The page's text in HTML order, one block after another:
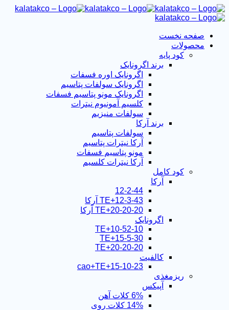
صفحه نخست
محصولات
کود پایه
برند اگرونایک
اگرونایک اوره فسفات
اگرونایک سولفات پتاسیم
اگرونایک مونو پتاسیم فسفات
کلسیم آمونیوم نیترات
سولفات منیزیم
برند آرکا
سولفات پتاسیم
آرکا نیترات پتاسیم
مونو پتاسیم فسفات
آرکا نیترات کلسیم
کود کامل
آرکا
12-2-44
12-3-43+TE آرکا
20-20-20+TE آرکا
اگرونایک
10-52-10+TE
15-5-30+TE
TE+20-20-20
کالفیت
15-10-23+cao+TE
ریزمغذی
آپیکس
6% کلات آهن
14% کلات روی